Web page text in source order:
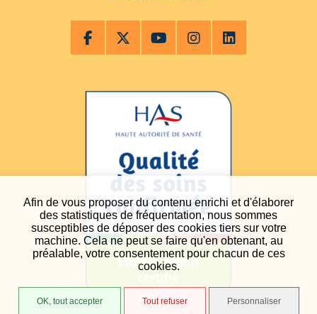
Afin de vous proposer du contenu enrichi et d'élaborer
des statistiques de fréquentation, nous sommes
susceptibles de déposer des cookies tiers sur votre
machine. Cela ne peut se faire qu'en obtenant, au
préalable, votre consentement pour chacun de ces
cookies.
OK, tout accepter Tout refuser Personnaliser